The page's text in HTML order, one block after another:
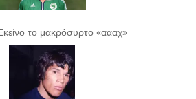
το μακρόσυρτο «αααχ»